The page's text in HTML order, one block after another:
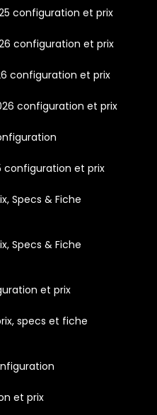
configuration et prix
configuration et prix
configuration et prix
configuration et prix
configuration et prix
Specs & Fiche
Specs & Fiche
et prix
specs et fiche
et prix